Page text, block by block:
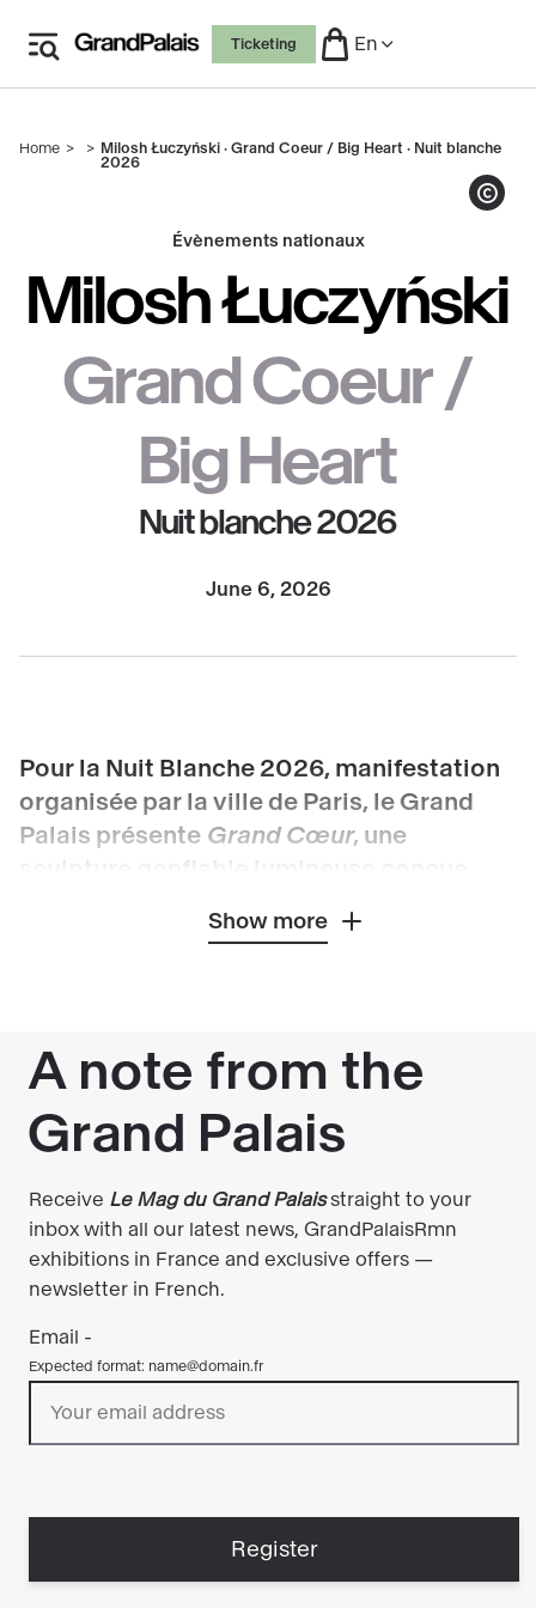
main
Ticketing En
Breadcrumb
Home
Milosh Łuczyński · Grand Coeur / Big Heart · Nuit blanche
2026
Show
monumentale lumineuse, 800 x 800 x 300 cm
Milosh Łuczyński
Grand Coeur /
Big Heart
Évènements nationaux
Nuit blanche 2026
June 6, 2026
Pour la Nuit Blanche 2026, manifestation
organisée par la ville de Paris, le Grand
Palais présente Grand Cœur, une
paysage ou de vastes intérieurs. Installée
Grand Cœur s’impose par ses contrastes :
vulnérable. À sa base, le mot FEAR (peur), à peine
visible, rappelle la tension entre ouverture du
cœur et peur humaine. De jour, sa présence
interroge et attire le regard. De nuit, elle se
métamorphose en lanterne puissante, nous
enveloppant dans une lumière rouge vibrante.
Grand Cœurinvite à explorer la fragilité et la
sur la peur et la fermeture.Au-delà de
l'expérience physique, l'œuvre interroge nos
Show more